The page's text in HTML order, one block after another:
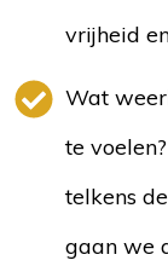
vrijheid
Wat
te
telkens
gaan we